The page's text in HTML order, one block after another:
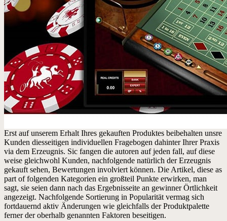
Erst auf unserem Erhalt Ihres gekauften Produktes beibehalten unsre
Kunden diesseitigen individuellen Fragebogen dahinter Ihrer Praxis
via dem Erzeugnis. Sic fangen die autoren auf jeden fall, auf diese
weise gleichwohl Kunden, nachfolgende natürlich der Erzeugnis
gekauft sehen, Bewertungen involviert können. Die Artikel, diese as
part of folgenden Kategorien ein großteil Punkte erwirken, man
sagt, sie seien dann nach das Ergebnisseite an gewinner Örtlichkeit
angezeigt. Nachfolgende Sortierung in Popularität vermag sich
fortdauernd aktiv Änderungen wie gleichfalls der Produktpalette
ferner der oberhalb genannten Faktoren beseitigen.